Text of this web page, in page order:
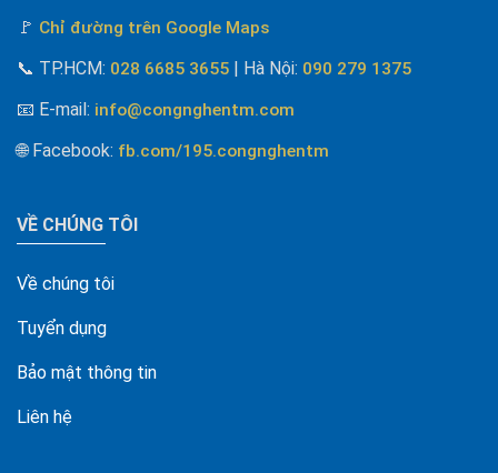
🚩 Chỉ đường trên Google Maps
📞 TP.HCM: 028 6685 3655 | Hà Nội: 090 279 1375
📧 E-mail : info@congnghentm.com
🌐 Facebook: fb.com/195.congnghentm
VỀ CHÚNG TÔI
Về chúng tôi
Tuyển dụng
Bảo mật thông tin
Liên hệ